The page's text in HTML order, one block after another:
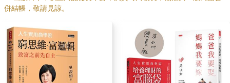
併結帳，敬請見諒。